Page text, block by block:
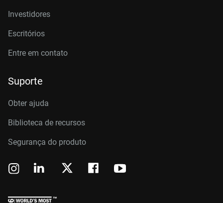
Investidores
Escritórios
Entre em contato
Suporte
Obter ajuda
Biblioteca de recursos
Segurança do produto